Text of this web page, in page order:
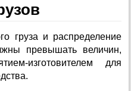
груза и распределение
превышать величин,
изготовителем для